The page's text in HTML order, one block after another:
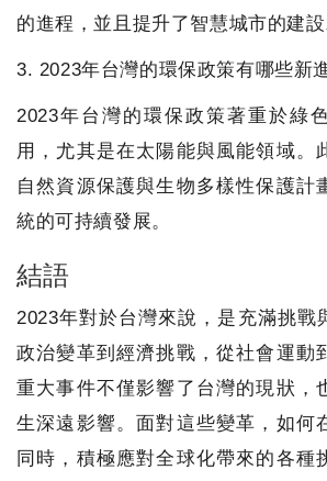
的進程，並且提升了智慧城市的建設
3. 2023年台灣的環保政策有哪些新
2023年台灣的環保政策著重於綠
用，尤其是在太陽能與風能領域。
自然資源保護與生物多樣性保護計
統的可持續發展。
結語
2023年對於台灣來說，是充滿挑戰
政治變革到經濟挑戰，從社會運動
重大事件不僅影響了台灣的現狀，
生深遠影響。面對這些變革，如何
同時，積極應對全球化帶來的各種